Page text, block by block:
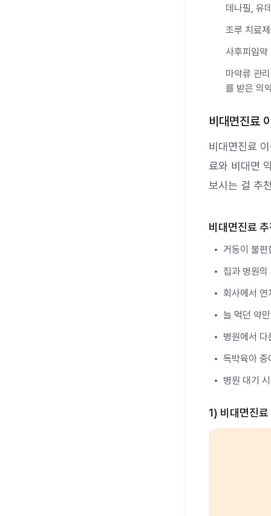
데나필, 유
조루 치료
사후피임
마약류 관
를 받은 의
비대면진료
비대면진료
료와 비대면
보시는 걸 추
비대면진료
거동이 불편
집과 병원
회사에서
늘 먹던 약
병원에서
독박육아 중
병원 대기
1) 비대면진